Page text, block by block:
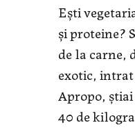
Ești
și proteine?
de la carne,
exotic, intrat
Apropo,
40 de